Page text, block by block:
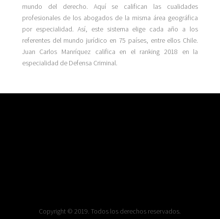
mundo del derecho. Aquí se califican las cualidades
profesionales de los abogados de la misma área geográfica
por especialidad. Así, este sistema elige cada año a los
referentes del mundo jurídico en 75 países, entre ellos Chile.
Juan Carlos Manríquez califica en el ranking 2018 en la
especialidad de Defensa Criminal.
Copyright © 2019. Todos los derechos reservados.